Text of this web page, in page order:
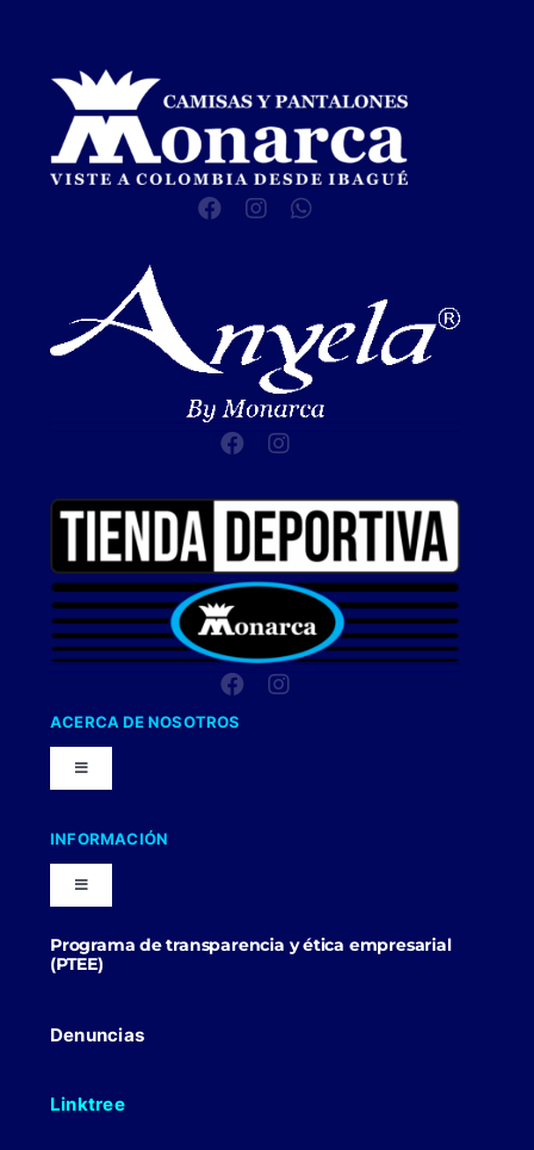
ACERCA DE NOSOTROS
Toggle
Navigation
Nuestra Compañia
Trabaja con nosotros
INFORMACIÓN
Toggle
Navigation
Blog
Politicas Comerciales
Programa de transparencia y ética empresarial
(PTEE)
Denuncias
Linktree